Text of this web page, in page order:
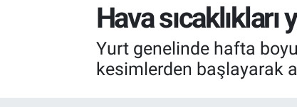
Hava
Yurt genelinde hafta
kesimlerden başlayarak